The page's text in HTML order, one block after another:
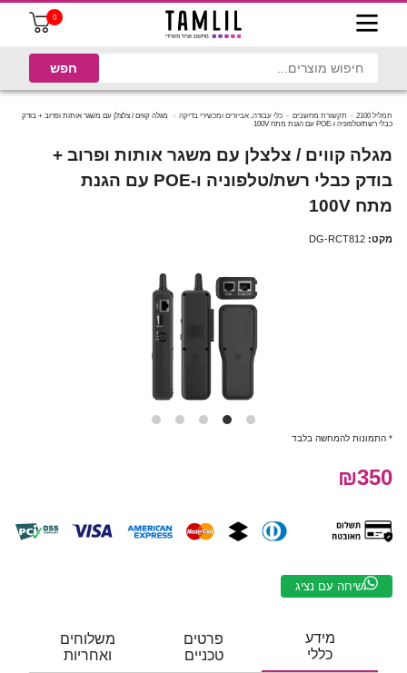
0
תמליל 2100 תקשורת מחשבים כלי עבודה, אביזרים ומכשירי בדיקה
מגלה קווים / צלצלן עם משגר אותות ופרוב + בודק
כבלי רשת/טלפוניה ו-POE עם הגנת מתח 100V
מגלה קווים / צלצלן עם משגר אותות ופרוב +
בודק כבלי רשת/טלפוניה ו-POE עם הגנת
מתח 100V
מקט: DG-RCT812
* התמונות להמחשה בלבד
₪350
שיחה עם נציג
מידע
כללי
פרטים
טכניים
משלוחים
ואחריות